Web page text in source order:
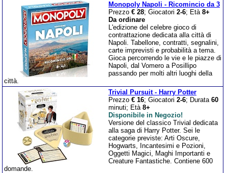
Monopoly Napoli - Ricomincio da 3
Prezzo € 28; Giocatori 2-6; Età 8+
Da ordinare
L'edizione del celebre gioco di
contrattazione dedicata alla città di
Napoli. Tabellone, contratti, segnalini,
carte imprevisti e probabilità a tema.
Gioca percorrendo le vie e le piazze di
Napoli, dal Vomero a Posillipo
passando per molti altri luoghi della
città.
Trivial Pursuit - Harry Potter
Prezzo € 16; Giocatori 2-6; Durata 60
minuti; Età 8+
Disponibile in Negozio!
Versione del classico Trivial dedicata
alla saga di Harry Potter. Sei le
categorie previste: Arti Oscure,
Hogwarts, Incantesimi e Pozioni,
Oggetti Magici, Maghi Importanti e
Creature Fantastiche. Contiene 600
domande.